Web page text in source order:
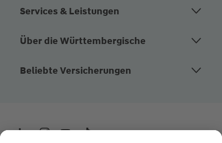
Services & Leistungen
Über die Württembergische
Beliebte Versicherungen